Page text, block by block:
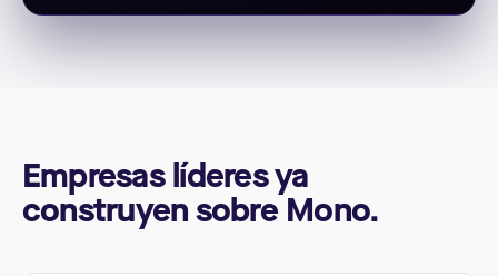
Empresas líderes ya
construyen sobre Mono.